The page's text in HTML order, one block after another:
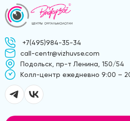
+7(495)984-35-34
call-centr@vizhuvse.com
Подольск, пр-т Ленина, 150/54
Kолл-центр ежедневно 9:00 –